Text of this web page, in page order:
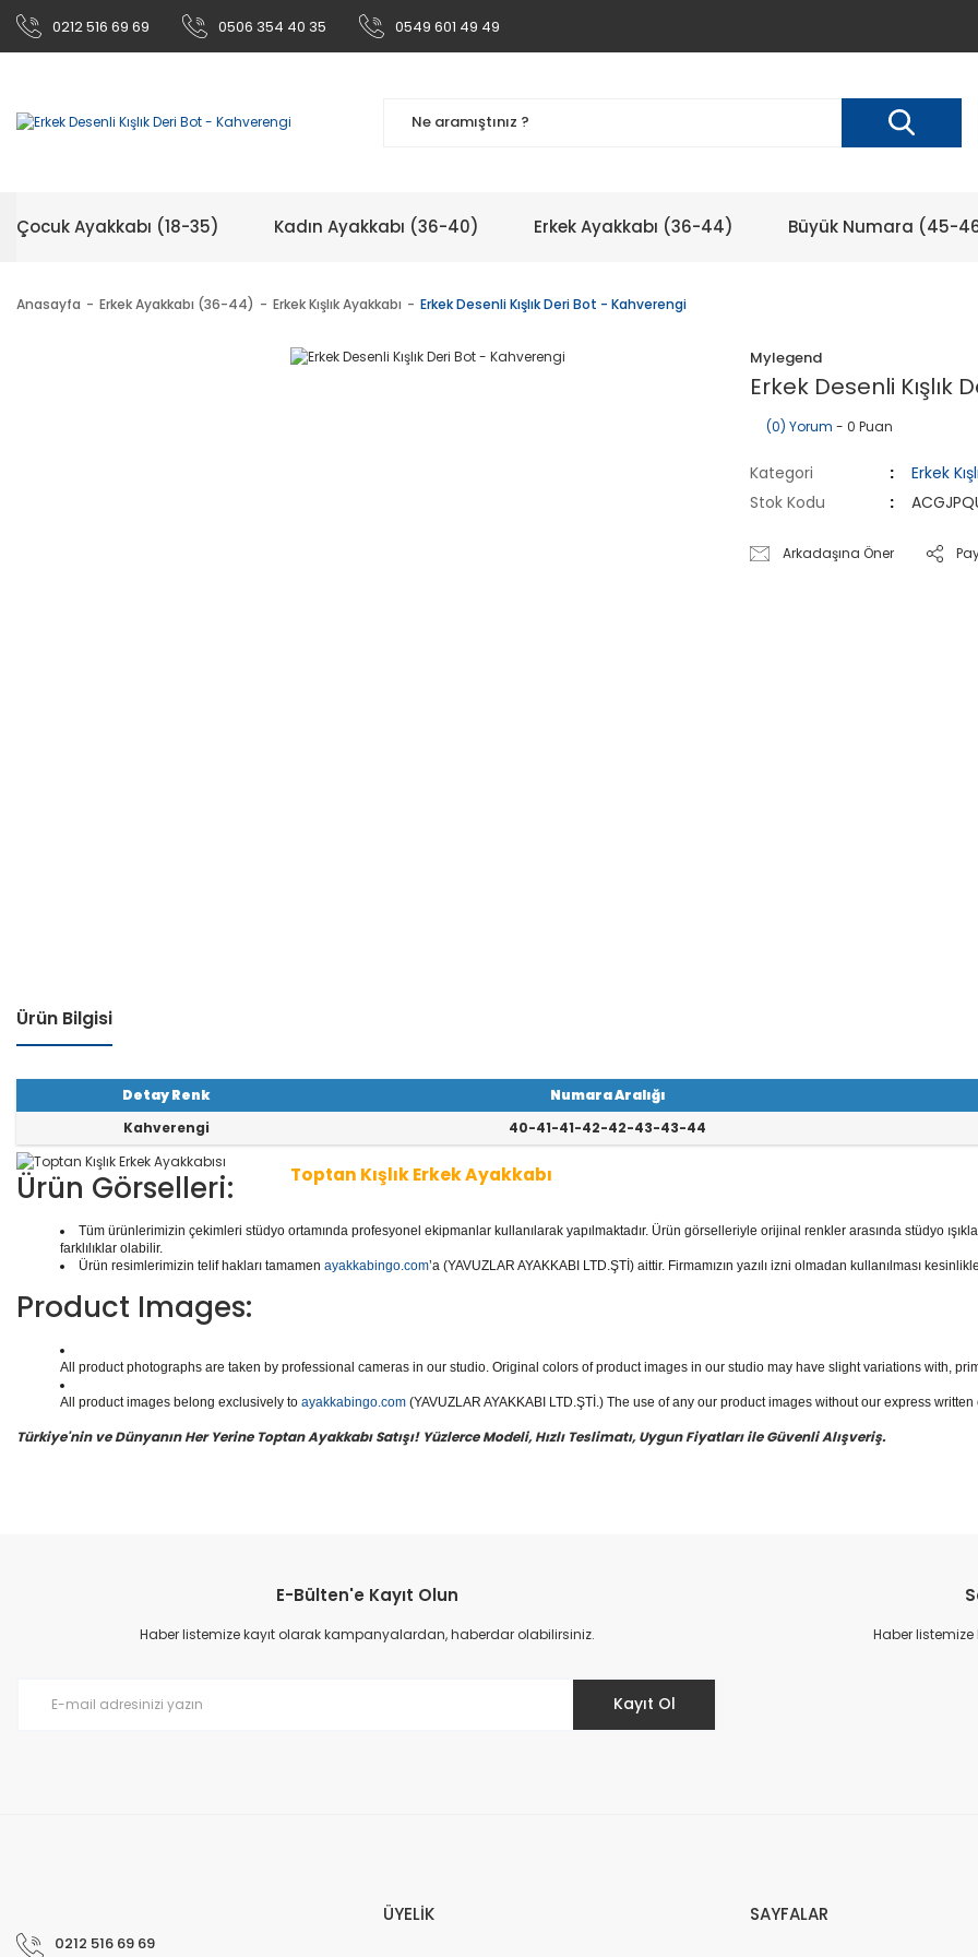
0212 516 69 69 0506 354 40 35 0549 601 49 49
Çocuk Ayakkabı (18-35) Kadın Ayakkabı (36-40) Erkek Ayakkabı (36-44) Büyük Numara (45-
Anasayfa Erkek Ayakkabı (36-44) Erkek Kışlık Ayakkabı Erkek Desenli Kışlık Deri Bot - Kahverengi
Mylegend
Erkek Desenli Kışlık
(0) Yorum - 0 Puan
Kategori
Erkek
Stok Kodu
Arkadaşına Öner
Ürün Bilgisi
Detay Renk Numara Aralığı
Kahverengi
40-41-41-42-42-43-43-44
Toptan Kışlık Erkek Ayakkabı
1 seri içinde8çift ayakkabı bulunur. Toptan Kışlık Erkek Ayakkabı
kategorisinde; Deri Günlük
Ayakkabılar, Botlar, Çizmeler, Kaliteli Deri Ayakkabılar, Trekking ayakkabılar, Outdoor ayakka
bılar ve daha binlerce model erkek ayakkabısı mevcuttur.
Yüzlerce modeli, hızlı teslimatı, uygun
rişin en doğru adresi Yavuzlar Ayakkabı!
Ürün Görselleri:
Tüm ürünlerimizin çekimleri stüdyo ortamında profesyonel ekipmanlar kullanılarak yapılmaktadır. Ürün görselleriyle orijinal renkler arasında stüdyo
farklılıklar olabilir.
Ürün resimlerimizin telif hakları tamamen ayakkabingo.com’a (YAVUZLAR AYAKKABI LTD.ŞTİ) aittir. Firmamızın yazılı izni olmadan kullanılması
Product Images:
All product photographs are taken by professional cameras in our studio. Original colors of product images in our studio may have slight variations with,
All product images belong exclusively to ayakkabingo.com (YAVUZLAR AYAKKABI LTD.ŞTİ.) The use of any our product images without our express
Türkiye'nin ve Dünyanın Her Yerine Toptan Ayakkabı Satışı! Yüzlerce Modeli, Hızlı Teslimatı, Uygun Fiyatları ile Güvenli Alışveriş.
E-Bülten'e Kayıt Olun
Haber listemize kayıt olarak kampanyalardan, haberdar olabilirsiniz.
Kayıt Ol
Haber
0212 516 69 69
ÜYELİK SAYFALAR